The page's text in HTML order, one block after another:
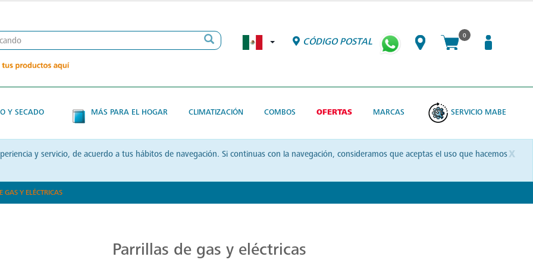
CÓDIGO POSTAL
0
Y SECADO MÁS PARA EL HOGAR CLIMATIZACIÓN COMBOS OFERTAS MARCAS SERVICIO MABE
x
y servicio, de acuerdo a tus hábitos de navegación. Si continuas con la navegación, consideramos que aceptas el uso que hacemos
GAS Y ELÉCTRICAS
Parrillas de gas y eléctricas